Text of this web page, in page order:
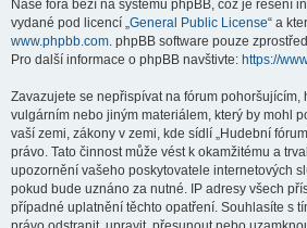
Naše fóra běží na systému phpBB, což je řešení
vydané pod licencí „General Public License“ a
www.phpbb.com. phpBB software pouze
Pro další informace o phpBB navštivte: https://
Zavazujete se nepřispívat na fórum pohoršujícím,
vulgárním nebo jiným materiálem, který by mohl
vaší zemi, zákony v zemi, kde sídlí „Hudební
právo. Tato činnost může vést k okamžitému a
upozornění vašeho poskytovatele internetových
pokud bude uznáno za nutné. IP adresy všech
případné uplatnění těchto opatření. Souhlasíte s